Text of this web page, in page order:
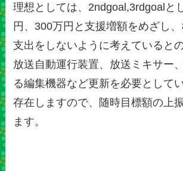
理想としては、2ndgoal,3rdgoalと
円、300万円と支援増額をめざし
支出をしないように考えているとの
放送自動運行装置、放送ミキサー
る編集機器など更新を必要として
存在しますので、随時目標額の上
ます。